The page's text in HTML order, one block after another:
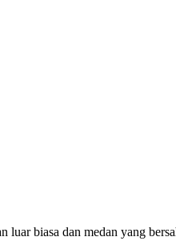
biasa dan medan yang